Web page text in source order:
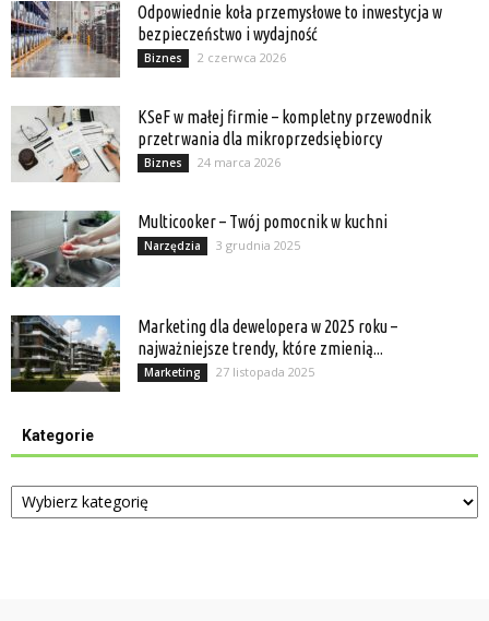
Odpowiednie koła przemysłowe to inwestycja w
bezpieczeństwo i wydajność
Biznes 2 czerwca 2026
KSeF w małej firmie – kompletny przewodnik
przetrwania dla mikroprzedsiębiorcy
Biznes 24 marca 2026
Multicooker – Twój pomocnik w kuchni
Narzędzia 3 grudnia 2025
Marketing dla dewelopera w 2025 roku –
najważniejsze trendy, które zmienią...
Marketing 27 listopada 2025
Kategorie
Kategorie